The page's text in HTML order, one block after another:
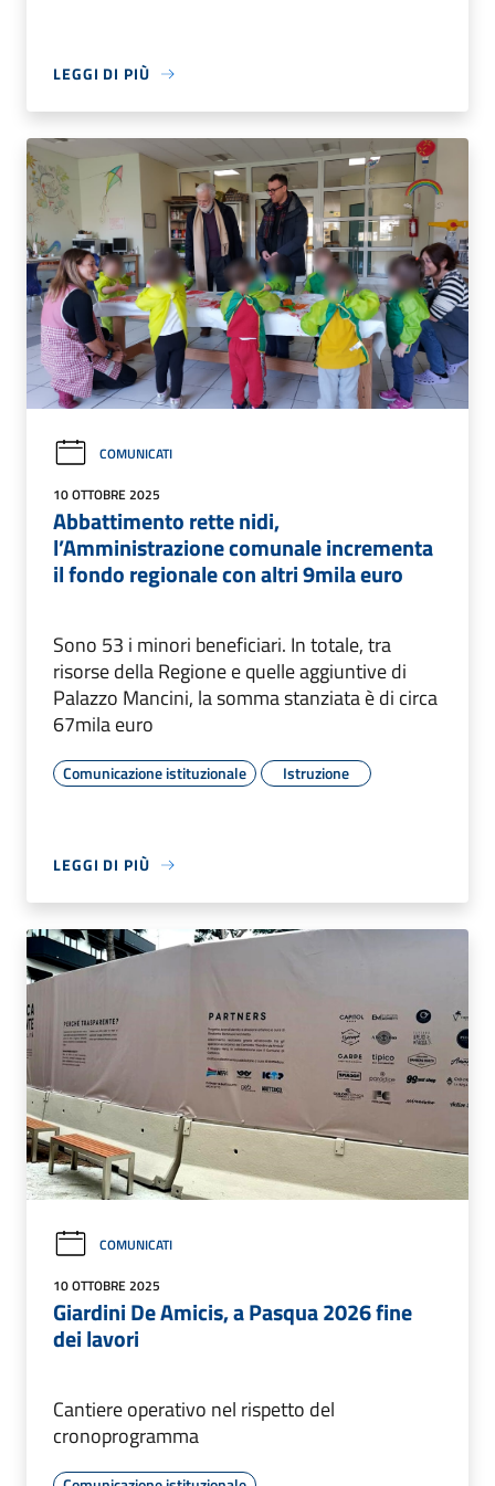
LEGGI DI PIÙ
COMUNICATI
10 OTTOBRE 2025
Abbattimento rette nidi,
l’Amministrazione comunale incrementa
il fondo regionale con altri 9mila euro
Sono 53 i minori beneficiari. In totale, tra
risorse della Regione e quelle aggiuntive di
Palazzo Mancini, la somma stanziata è di circa
67mila euro
Comunicazione istituzionale Istruzione
LEGGI DI PIÙ
COMUNICATI
10 OTTOBRE 2025
Giardini De Amicis, a Pasqua 2026 fine
dei lavori
Cantiere operativo nel rispetto del
cronoprogramma